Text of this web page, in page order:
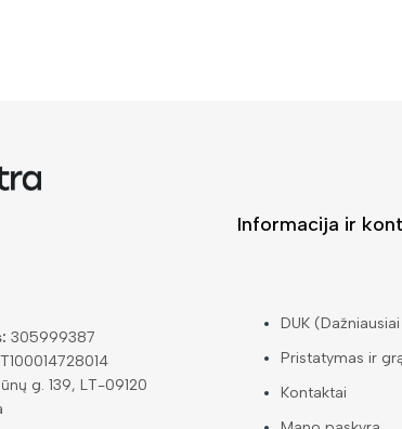
305999387
g. 139, LT-09120
Informacija ir
DUK
Pristatymas ir
Kontaktai